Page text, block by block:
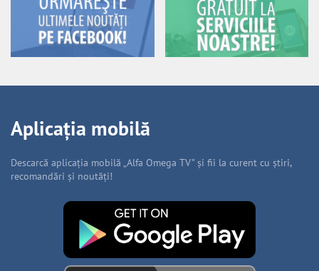
Aplicația mobilă
Descarcă aplicația mobilă „Alfa Omega TV” și fii la curent cu știri,
recomandări și noutăți!